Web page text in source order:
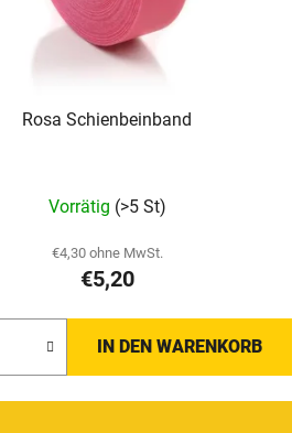
Rosa Schienbeinband
Vorrätig (>5 St)
€4,30 ohne MwSt.
€5,20
IN DEN WARENKORB